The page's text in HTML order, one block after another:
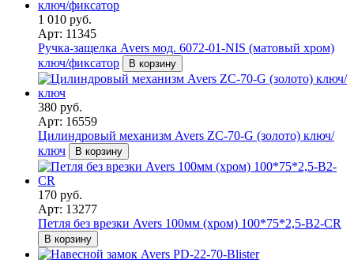
1 010 руб.
Арт: 11345
Ручка-защелка Avers мод. 6072-01-NIS (матовый хром)
ключ/фиксатор
В корзину
380 руб.
Арт: 16559
Цилиндровый механизм Avers ZC-70-G (золото) ключ/
ключ
В корзину
170 руб.
Арт: 13277
Петля без врезки Avers 100мм (хром) 100*75*2,5-B2-CR
В корзину